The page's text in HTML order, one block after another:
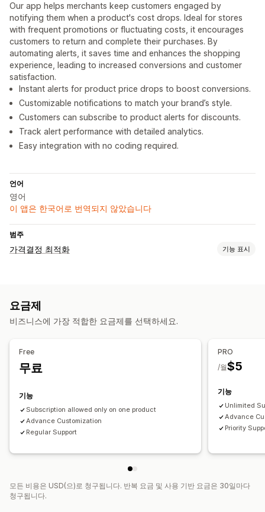
Our app helps merchants keep customers engaged by
notifying them when a product's cost drops. Ideal for stores
with frequent promotions or fluctuating costs, it encourages
customers to return and complete their purchases. By
automating alerts, it saves time and enhances the shopping
experience, leading to increased conversions and customer
satisfaction.
Instant alerts for product price drops to boost conversions.
Customizable notifications to match your brand’s style.
Customers can subscribe to product alerts for discounts.
Track alert performance with detailed analytics.
Easy integration with no coding required.
언어
영어
이 앱은 한국어로 번역되지 않았습니다
범주
가격결정 최적화 기능 표시
모니터링
요금제
비즈니스에 가장 적합한 요금제를 선택하세요.
Free
무료
기능
Subscription allowed only on one product
Advance Customization
Regular Support
PRO
$5
/월
기능
Unlimited
Advance
Priority
모든 비용은 USD(으)로 청구됩니다. 반복 요금 및 사용 기반 요금은 30일마다
청구됩니다.